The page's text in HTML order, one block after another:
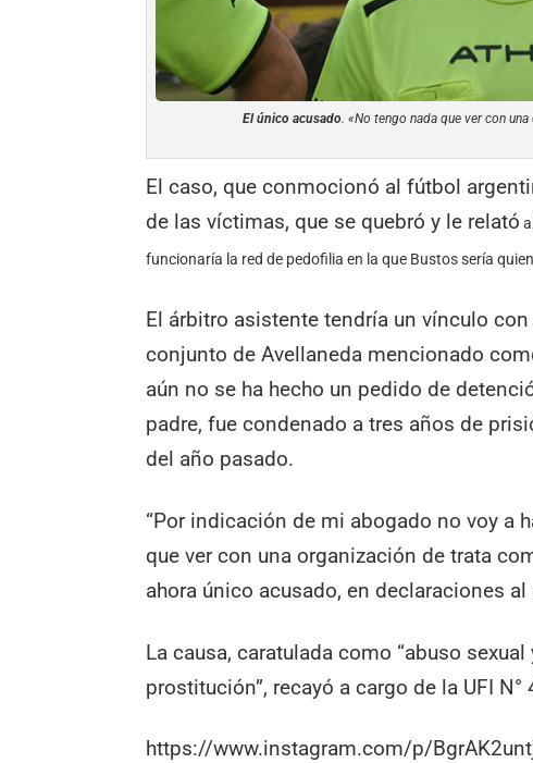
El único acusado . «No tengo nada que ver con
El caso, que conmocionó al fútbol
de las víctimas, que se quebró y le relató
funcionaría la red de pedofilia en la que Bustos sería
El árbitro asistente tendría un vínculo
conjunto de Avellaneda mencionado
aún no se ha hecho un pedido de
padre, fue condenado a tres años de
del año pasado.
“Por indicación de mi abogado no voy a
que ver con una organización de trata
ahora único acusado, en declaraciones
La causa, caratulada como “abuso
prostitución”, recayó a cargo de la UFI
https://www.instagram.com/p/